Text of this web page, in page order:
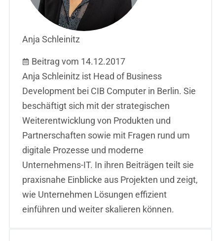
Anja Schleinitz
Beitrag vom 14.12.2017
Anja Schleinitz ist Head of Business
Development bei CIB Computer in Berlin. Sie
beschäftigt sich mit der strategischen
Weiterentwicklung von Produkten und
Partnerschaften sowie mit Fragen rund um
digitale Prozesse und moderne
Unternehmens-IT. In ihren Beiträgen teilt sie
praxisnahe Einblicke aus Projekten und zeigt,
wie Unternehmen Lösungen effizient
einführen und weiter skalieren können.